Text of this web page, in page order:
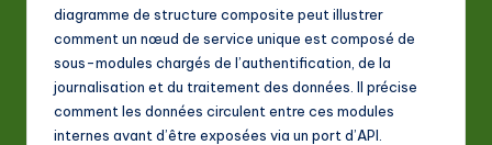
diagramme de structure composite peut illustrer
comment un nœud de service unique est composé de
sous-modules chargés de l’authentification, de la
journalisation et du traitement des données. Il précise
comment les données circulent entre ces modules
internes avant d’être exposées via un port d’API.